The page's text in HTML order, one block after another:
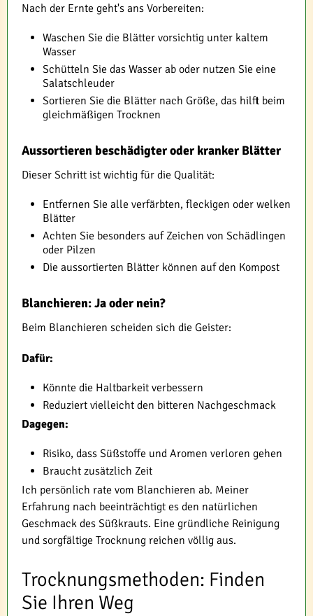
Nach der Ernte geht's ans Vorbereiten:
Waschen Sie die Blätter vorsichtig unter kaltem
Wasser
Schütteln Sie das Wasser ab oder nutzen Sie eine
Salatschleuder
Sortieren Sie die Blätter nach Größe, das hilft beim
gleichmäßigen Trocknen
Aussortieren beschädigter oder kranker Blätter
Dieser Schritt ist wichtig für die Qualität:
Entfernen Sie alle verfärbten, fleckigen oder welken
Blätter
Achten Sie besonders auf Zeichen von Schädlingen
oder Pilzen
Die aussortierten Blätter können auf den Kompost
Blanchieren: Ja oder nein?
Beim Blanchieren scheiden sich die Geister:
Dafür:
Könnte die Haltbarkeit verbessern
Reduziert vielleicht den bitteren Nachgeschmack
Dagegen:
Risiko, dass Süßstoffe und Aromen verloren gehen
Braucht zusätzlich Zeit
Ich persönlich rate vom Blanchieren ab. Meiner
Erfahrung nach beeinträchtigt es den natürlichen
Geschmack des Süßkrauts. Eine gründliche Reinigung
und sorgfältige Trocknung reichen völlig aus.
Trocknungsmethoden: Finden
Sie Ihren Weg